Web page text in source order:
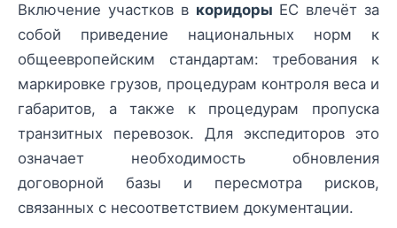
Включение участков в коридоры ЕС влечёт за
собой приведение национальных норм к
общеевропейским стандартам: требования к
маркировке грузов, процедурам контроля веса и
габаритов, а также к процедурам пропуска
транзитных перевозок. Для экспедиторов это
означает необходимость обновления
договорной базы и пересмотра рисков,
связанных с несоответствием документации.